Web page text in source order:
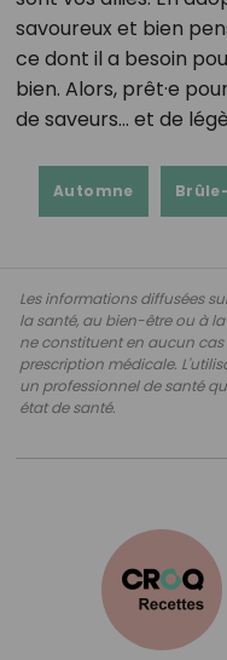
savoureux et bien
ce dont il a besoin
bien. Alors, prêt·e
de saveurs… et de
Automne
Les informations diffusées
la santé, au bien-être ou à
ne constituent en aucun
prescription médicale.
un professionnel de santé
état de santé.